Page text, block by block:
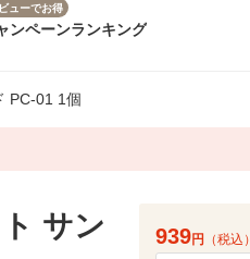
ューでお得
ンペーンランキング
PC-01 1個
サン
939円 （税込）